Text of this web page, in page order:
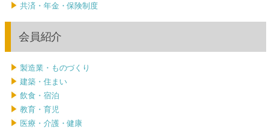
共済・年金・保険制度
会員紹介
製造業・ものづくり
建築・住まい
飲食・宿泊
教育・育児
医療・介護・健康